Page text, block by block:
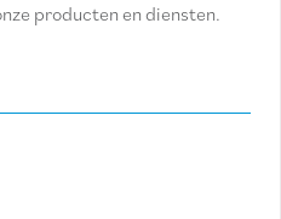
producten en diensten.